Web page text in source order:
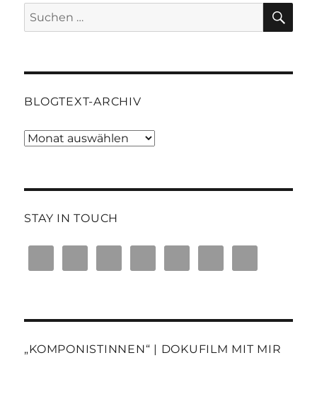
Suchen
nach:
BLOGTEXT-ARCHIV
Blogtext-
STAY IN TOUCH
„KOMPONISTINNEN“ | DOKUFILM MIT MIR